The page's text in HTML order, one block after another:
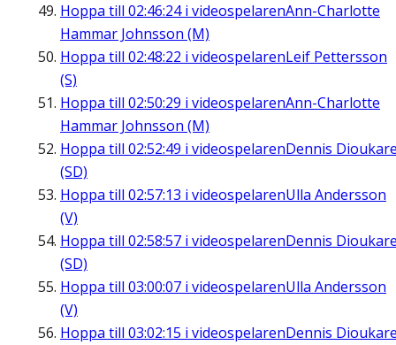
Hoppa till 02:46:24i videospelarenAnn-Charlotte
Hammar Johnsson (M)
Hoppa till 02:48:22 i videospelarenLeif Pettersson
(S)
Hoppa till 02:50:29 i videospelarenAnn-Charlotte
Hammar Johnsson (M)
Hoppa till 02:52:49 i videospelarenDennis
(SD)
Hoppa till 02:57:13 i videospelarenUlla Andersson
(V)
Hoppa till 02:58:57 i videospelarenDennis
(SD)
Hoppa till 03:00:07 i videospelarenUlla Andersson
(V)
Hoppa till 03:02:15 i videospelarenDennis